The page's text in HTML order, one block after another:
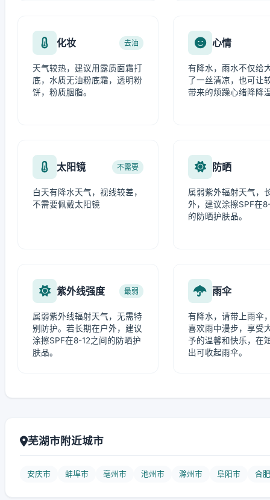
化妆 去油
天气较热，建议用露质面霜打
底，水质无油粉底霜，透明粉
饼，粉质胭脂。
心情
有降水，雨水不仅给
了一丝清凉，也可让
带来的烦躁心绪降降
太阳镜 不需要
白天有降水天气，视线较差，
不需要佩戴太阳镜
防晒
属弱紫外辐射天气，
外，建议涂擦SPF在
的防晒护肤品。
紫外线强度 最弱
属弱紫外线辐射天气，无需特
别防护。若长期在户外，建议
涂擦SPF在8-12之间的防晒护
肤品。
雨伞
有降水，请带上雨伞
喜欢雨中漫步，享受
予的温馨和快乐，在
出可收起雨伞。
芜湖市附近城市
安庆市 蚌埠市 亳州市 池州市 滁州市 阜阳市 合